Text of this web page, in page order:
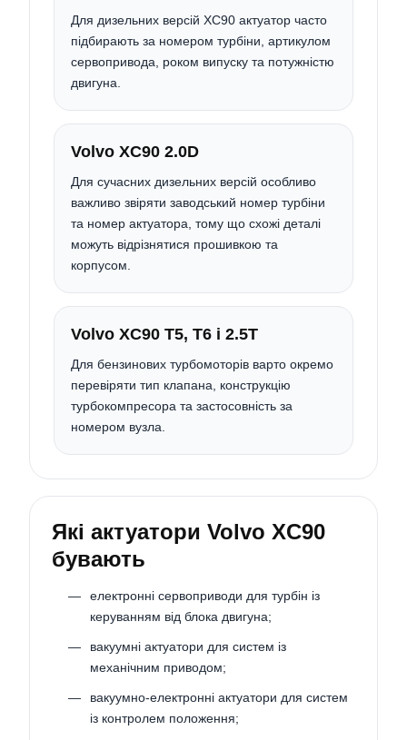
Для дизельних версій XC90 актуатор часто
підбирають за номером турбіни, артикулом
сервопривода, роком випуску та потужністю
двигуна.
Volvo XC90 2.0D
Для сучасних дизельних версій особливо
важливо звіряти заводський номер турбіни
та номер актуатора, тому що схожі деталі
можуть відрізнятися прошивкою та
корпусом.
Volvo XC90 T5, T6 і 2.5T
Для бензинових турбомоторів варто окремо
перевіряти тип клапана, конструкцію
турбокомпресора та застосовність за
номером вузла.
Які актуатори Volvo XC90
бувають
електронні сервоприводи для турбін із
керуванням від блока двигуна;
вакуумні актуатори для систем із
механічним приводом;
вакуумно-електронні актуатори для систем
із контролем положення;